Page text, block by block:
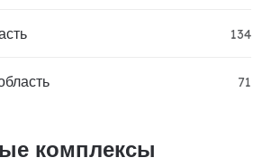
134
71
комплексы